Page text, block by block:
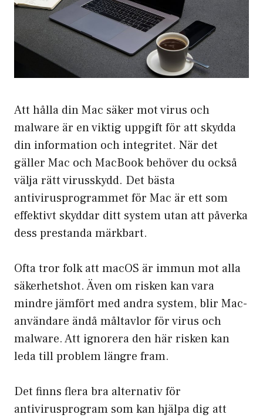
Att hålla din Mac säker mot virus och
malware är en viktig uppgift för att skydda
din information och integritet. När det
gäller Mac och MacBook behöver du också
välja rättvirusskydd. Det bästa
antivirusprogrammet för Mac är ett som
effektivt skyddar ditt system utan att påverka
dess prestanda märkbart.
Ofta tror folk att macOS är immun mot alla
säkerhetshot. Även om risken kan vara
mindre jämfört med andra system, blir Mac-
användare ändå måltavlor för virus och
malware. Att ignorera den här risken kan
leda till problem längre fram.
Det finns flera bra alternativ för
antivirusprogram som kan hjälpa dig att